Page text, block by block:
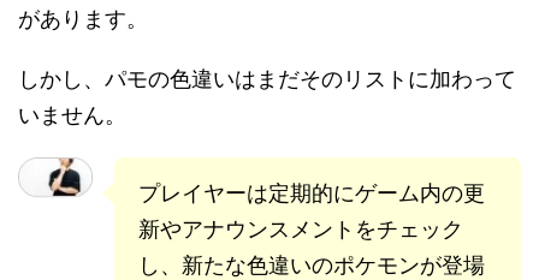
があります。
しかし、パモの色違いはまだそのリストに加わって
いません。
プレイヤーは定期的にゲーム内の更
新やアナウンスメントをチェック
し、新たな色違いのポケモンが登場